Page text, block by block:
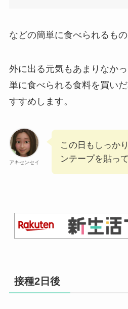
などの簡単に食べられるもの
外に出る元気もあまりなか
単に食べられる食料を買い
すすめします。
アキセンセイ
この日もしっか
ンテープを貼っ
接種2日後